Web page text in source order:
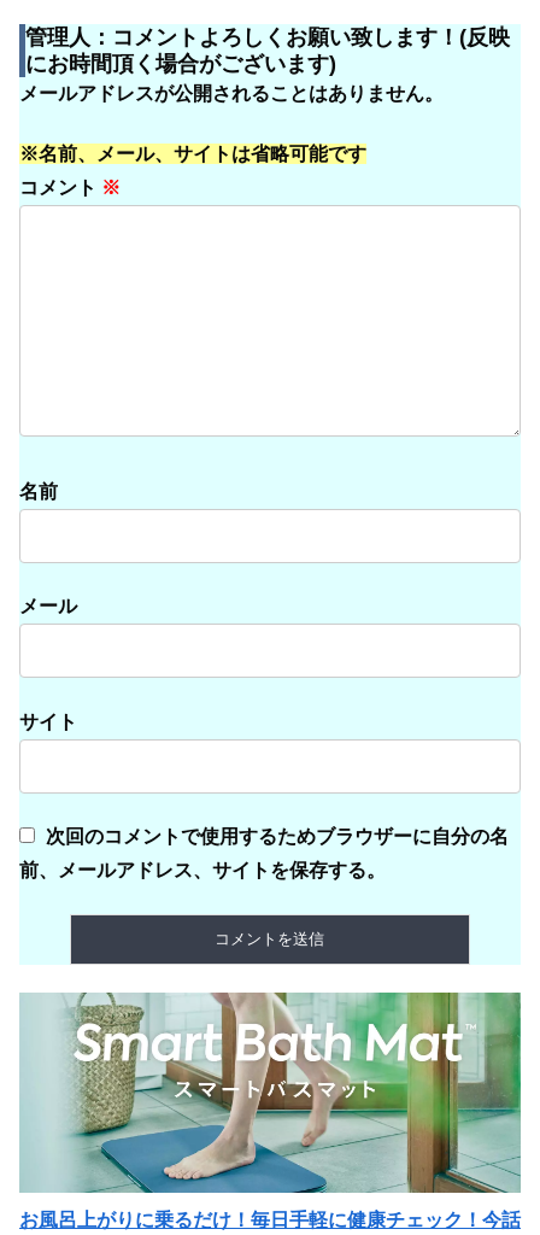
管理人：コメントよろしくお願い致します！(反映
にお時間頂く場合がございます)
メールアドレスが公開されることはありません。
※名前、メール、サイトは省略可能です
コメント ※
名前
メール
サイト
次回のコメントで使用するためブラウザーに自分の名
前、メールアドレス、サイトを保存する。
お風呂上がりに乗るだけ！毎日手軽に健康チェック！今話